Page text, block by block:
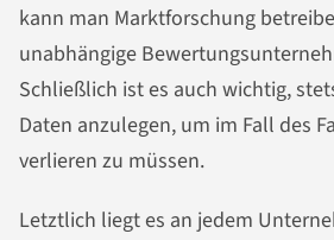
kann man Marktforschung
unabhängige
Schließlich ist es auch wichtig,
Daten anzulegen, um im Fall des
verlieren zu müssen.
Letztlich liegt es an jedem